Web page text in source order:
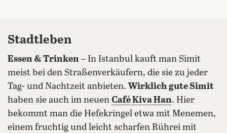
Stadtleben
Essen & Trinken – In Istanbul kauft man Simit
meist bei den Straßenverkäufern, die sie zu jeder
Tag- und Nachtzeit anbieten. Wirklich gute Simit
haben sie auch im neuen Café Kiva Han. Hier
bekommt man die Hefekringel etwa mit Menemen,
einem fruchtig und leicht scharfen Rührei mit